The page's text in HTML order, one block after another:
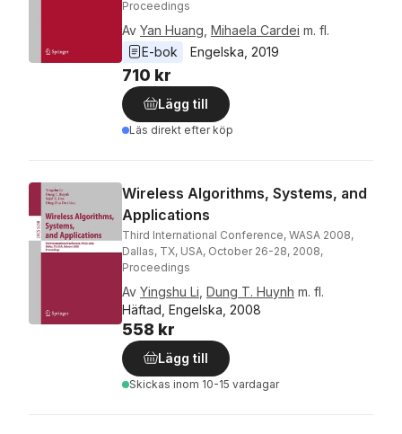
Proceedings
Av Yan Huang Mihaela Cardei m. fl.
E-bok
Engelska 2019
710 kr
Lägg till
Läs direkt efter köp
Wireless Algorithms, Systems, and
Applications
Third International Conference, WASA 2008,
Dallas, TX, USA, October 26-28, 2008,
Proceedings
Av Yingshu Li Dung T. Huynh m. fl.
Häftad, Engelska, 2008
558 kr
Lägg till
Skickas inom 10-15 vardagar